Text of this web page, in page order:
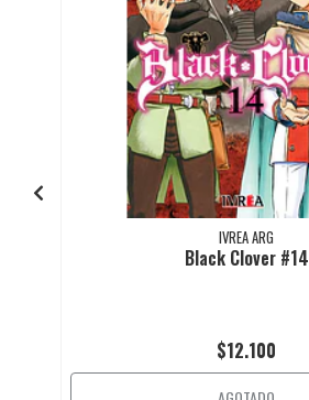
IVREA ARG
Black Clover #14
$12.100